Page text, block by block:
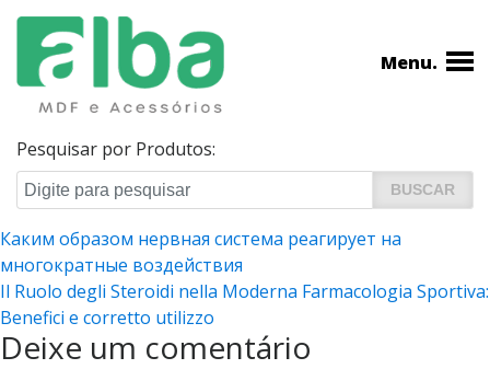
Pesquisar por Produtos:
Menu.
Navegação
de
Post
Каким образом нервная система реагирует на
многократные воздействия
Il Ruolo degli Steroidi nella Moderna Farmacologia Sportiva:
Benefici e corretto utilizzo
Deixe um comentário